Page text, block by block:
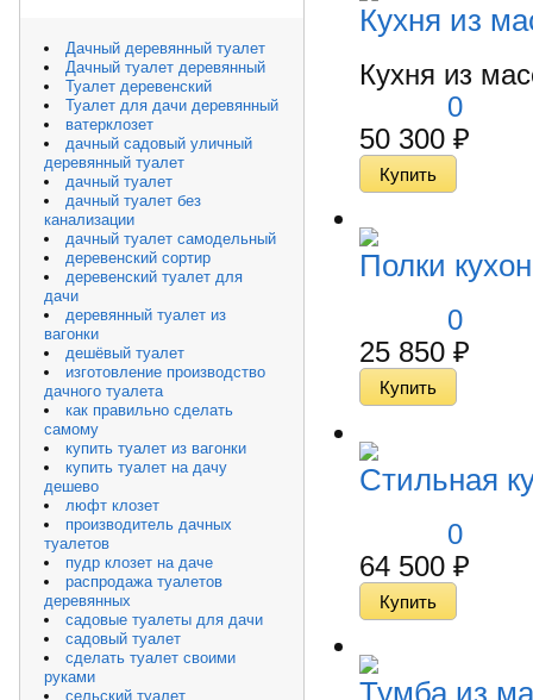
Дачный деревянный туалет
Дачный туалет деревянный
Туалет деревенский
Туалет для дачи деревянный
ватерклозет
дачный садовый уличный
деревянный туалет
дачный туалет
дачный туалет без
канализации
дачный туалет самодельный
деревенский сортир
деревенский туалет для
дачи
деревянный туалет из
вагонки
дешёвый туалет
изготовление производство
дачного туалета
как правильно сделать
самому
купить туалет из вагонки
купить туалет на дачу
дешево
люфт клозет
производитель дачных
туалетов
пудр клозет на даче
распродажа туалетов
деревянных
садовые туалеты для дачи
садовый туалет
сделать туалет своими
руками
сельский туалет
Кухня из
Кухня из
0
50 300 ₽
Полки
0
25 850 ₽
Стильная
0
64 500 ₽
Тумба из